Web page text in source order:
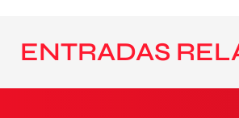
ENTRADAS